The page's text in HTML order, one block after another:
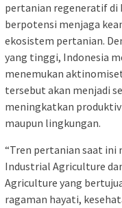
pertanian regeneratif di
berpotensi menjaga
ekosistem pertanian.
yang tinggi, Indonesia
menemukan
tersebut akan menjadi
meningkatkan
maupun lingkungan.
“Tren pertanian saat ini
Industrial Agriculture
Agriculture yang
ragaman hayati,